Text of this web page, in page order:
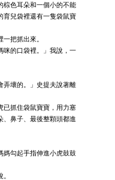
棕色耳朵和一個小的不能
育兒袋裡還有一隻袋鼠寶
把抓出來。
的口袋裡。」我說，一
壞的。」史提夫說著離
抓住袋鼠寶寶，用力塞
、鼻子、最後整顆頭都進
勾起手指伸進小虎鼓鼓